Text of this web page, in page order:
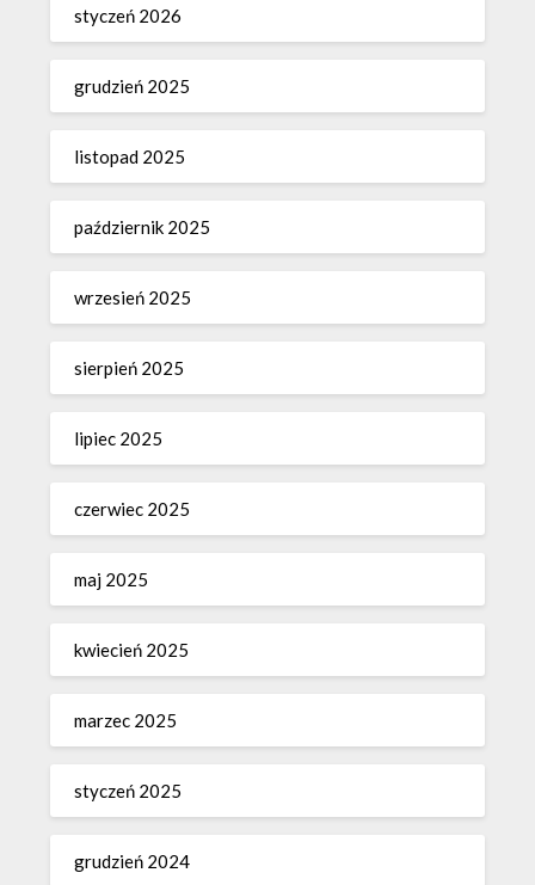
styczeń 2026
grudzień 2025
listopad 2025
październik 2025
wrzesień 2025
sierpień 2025
lipiec 2025
czerwiec 2025
maj 2025
kwiecień 2025
marzec 2025
styczeń 2025
grudzień 2024